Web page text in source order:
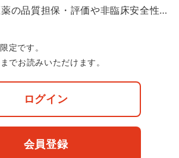
の品質担保・評価や非臨床安全性…
定です。
でお読みいただけます。
ログイン
会員登録